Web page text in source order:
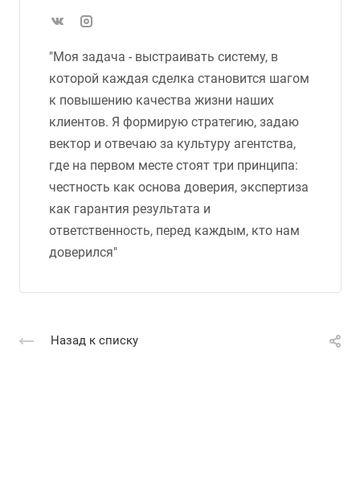
"Моя задача - выстраивать систему, в
которой каждая сделка становится шагом
к повышению качества жизни наших
клиентов. Я формирую стратегию, задаю
вектор и отвечаю за культуру агентства,
где на первом месте стоят три принципа:
честность как основа доверия, экспертиза
как гарантия результата и
ответственность, перед каждым, кто нам
доверился"
Назад к списку